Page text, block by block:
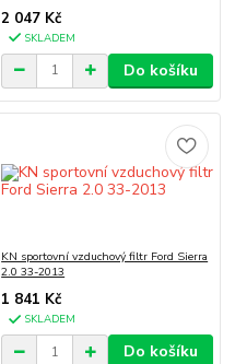
2 047 Kč
SKLADEM
Do košíku
KN sportovní vzduchový filtr Ford Sierra
2.0 33-2013
1 841 Kč
SKLADEM
Do košíku